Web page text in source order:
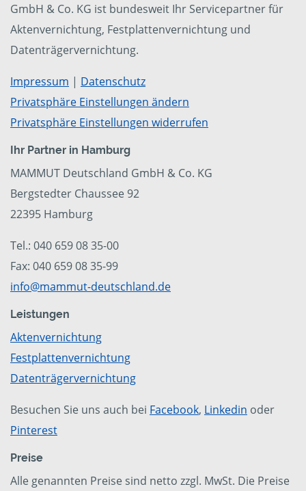
GmbH & Co. KG ist bundesweit Ihr Servicepartner für
Aktenvernichtung, Festplattenvernichtung und
Datenträgervernichtung.
Impressum | Datenschutz
Privatsphäre Einstellungen ändern
Privatsphäre Einstellungen widerrufen
Ihr Partner in Hamburg
MAMMUT Deutschland GmbH & Co. KG
Bergstedter Chaussee 92
22395 Hamburg
Tel.: 040 659 08 35-00
Fax: 040 659 08 35-99
info@mammut-deutschland.de
Leistungen
Aktenvernichtung
Festplattenvernichtung
Datenträgervernichtung
Besuchen Sie uns auch bei Facebook, Linkedin oder
Pinterest
Preise
Alle genannten Preise sind netto zzgl. MwSt. Die Preise